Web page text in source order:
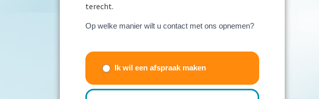
terecht.
Contactwizzard
formulier)
Op welke manier wilt u contact met ons opnemen?
Ik wil een afspraak maken